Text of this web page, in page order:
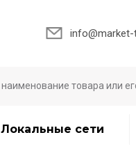
Локальные сети